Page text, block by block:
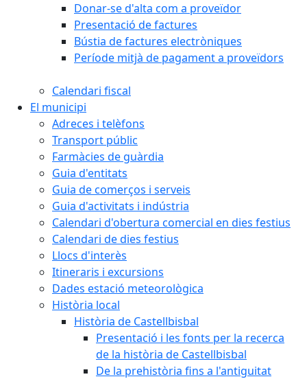
Donar-se d'alta com a proveïdor
Presentació de factures
Bústia de factures electròniques
Període mitjà de pagament a proveïdors
Calendari fiscal
El municipi
Adreces i telèfons
Transport públic
Farmàcies de guàrdia
Guia d'entitats
Guia de comerços i serveis
Guia d'activitats i indústria
Calendari d'obertura comercial en dies festius
Calendari de dies festius
Llocs d'interès
Itineraris i excursions
Dades estació meteorològica
Història local
Història de Castellbisbal
Presentació i les fonts per la recerca
de la història de Castellbisbal
De la prehistòria fins a l'antiguitat